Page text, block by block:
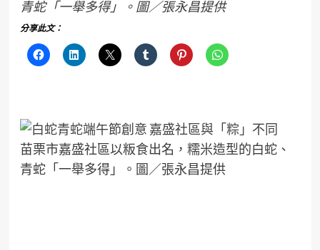
青蛇「一舉多得」。圖／張永昌提供
分享此文：
苗栗市嘉盛社區以粄食出名，糯米造型的白蛇、
青蛇「一舉多得」。圖／張永昌提供